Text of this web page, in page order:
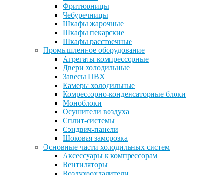
Фритюрницы
Чебуречницы
Шкафы жарочные
Шкафы пекарские
Шкафы расстоечные
Промышленное оборудование
Агрегаты компрессорные
Двери холодильные
Завесы ПВХ
Камеры холодильные
Комрессорно-конденсаторные блоки
Моноблоки
Осушители воздуха
Сплит-системы
Сэндвич-панели
Шоковая заморозка
Основные части холодильных систем
Аксессуары к компрессорам
Вентиляторы
Воздухоохладители